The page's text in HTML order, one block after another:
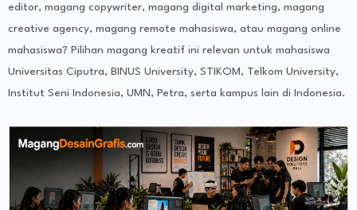
editor, magang copywriter, magang digital marketing, magang
creative agency, magang remote mahasiswa, atau magang online
mahasiswa? Pilihan magang kreatif ini relevan untuk mahasiswa
Universitas Ciputra, BINUS University, STIKOM, Telkom University,
Institut Seni Indonesia, UMN, Petra, serta kampus lain di Indonesia.